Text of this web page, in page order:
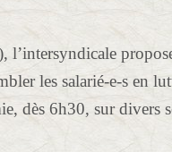
l’intersyndicale
les salarié-e-s en
dès 6h30, sur divers